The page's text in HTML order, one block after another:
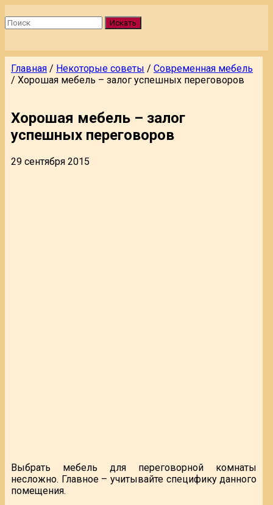
Искать
Главная / Некоторые советы / Современная мебель
/ Хорошая мебель – залог успешных переговоров
Хорошая мебель – залог
успешных переговоров
29 сентября 2015
Выбрать мебель для переговорной комнаты
несложно. Главное – учитывайте специфику данного
помещения.